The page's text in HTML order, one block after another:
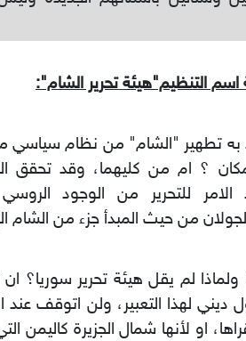
اسم التنظيم"هيئة تحرير الشام":
به تطهير "الشام" من نظام سياسي
؟ ام من كليهما، وقد تحقق
للتحرير من الوجود الروسي
من حيث المبدأ جزء من الشام
لم يقل هيئة تحرير سوريا؟ ان
ديني لهذا التعبير، ولن اتوقف عند
او لأنها شمال الجزيرة كاليمن